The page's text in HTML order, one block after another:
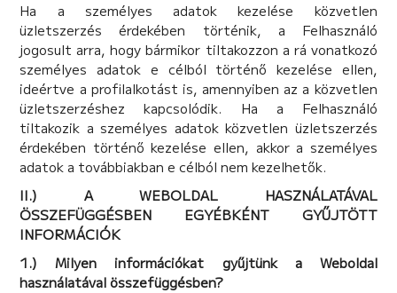
Ha a személyes adatok kezelése közvetlen
üzletszerzés érdekében történik, a Felhasználó
jogosult arra, hogy bármikor tiltakozzon a rá vonatkozó
személyes adatok e célból történő kezelése ellen,
ideértve a profilalkotást is, amennyiben az a közvetlen
üzletszerzéshez kapcsolódik. Ha a Felhasználó
tiltakozik a személyes adatok közvetlen üzletszerzés
érdekében történő kezelése ellen, akkor a személyes
adatok a továbbiakban e célból nem kezelhetők.
II.) A WEBOLDAL HASZNÁLATÁVAL
ÖSSZEFÜGGÉSBEN EGYÉBKÉNT GYŰJTÖTT
INFORMÁCIÓK
1.) Milyen információkat gyűjtünk a Weboldal
használatával összefüggésben?